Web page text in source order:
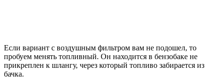
Если вариант с воздушным фильтром вам не подошел, то
пробуем менять топливный. Он находится в бензобаке не
прикреплен к шлангу, через который топливо забирается из
бачка.